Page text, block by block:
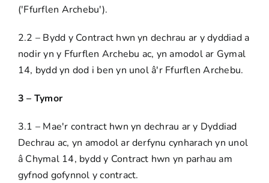
('Ffurflen Archebu').
2.2 – Bydd y Contract hwn yn dechrau ar y dyddiad a
nodir yn y Ffurflen Archebu ac, yn amodol ar Gymal
14, bydd yn dod i ben yn unol â'r Ffurflen Archebu.
3 – Tymor
3.1 – Mae'r contract hwn yn dechrau ar y Dyddiad
Dechrau ac, yn amodol ar derfynu cynharach yn unol
â Chymal 14, bydd y Contract hwn yn parhau am
gyfnod gofynnol y contract.